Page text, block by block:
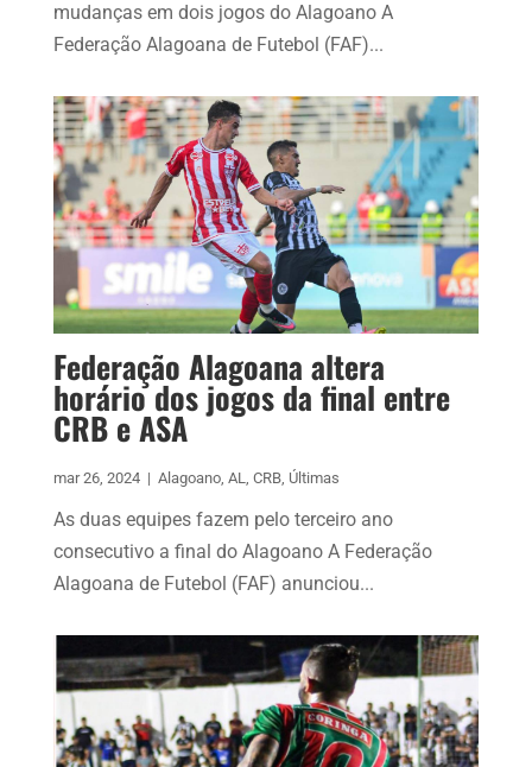
mudanças em dois jogos do Alagoano A
Federação Alagoana de Futebol (FAF)...
Federação Alagoana altera
horário dos jogos da final entre
CRB e ASA
mar 26, 2024 | Alagoano, AL, CRB, Últimas
As duas equipes fazem pelo terceiro ano
consecutivo a final do Alagoano A Federação
Alagoana de Futebol (FAF) anunciou...